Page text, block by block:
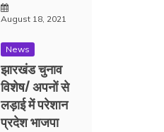
August 18, 2021
News
झारखंड चुनाव
विशेष/ अपनों से
लड़ाई में परेशान
प्रदेश भाजपा